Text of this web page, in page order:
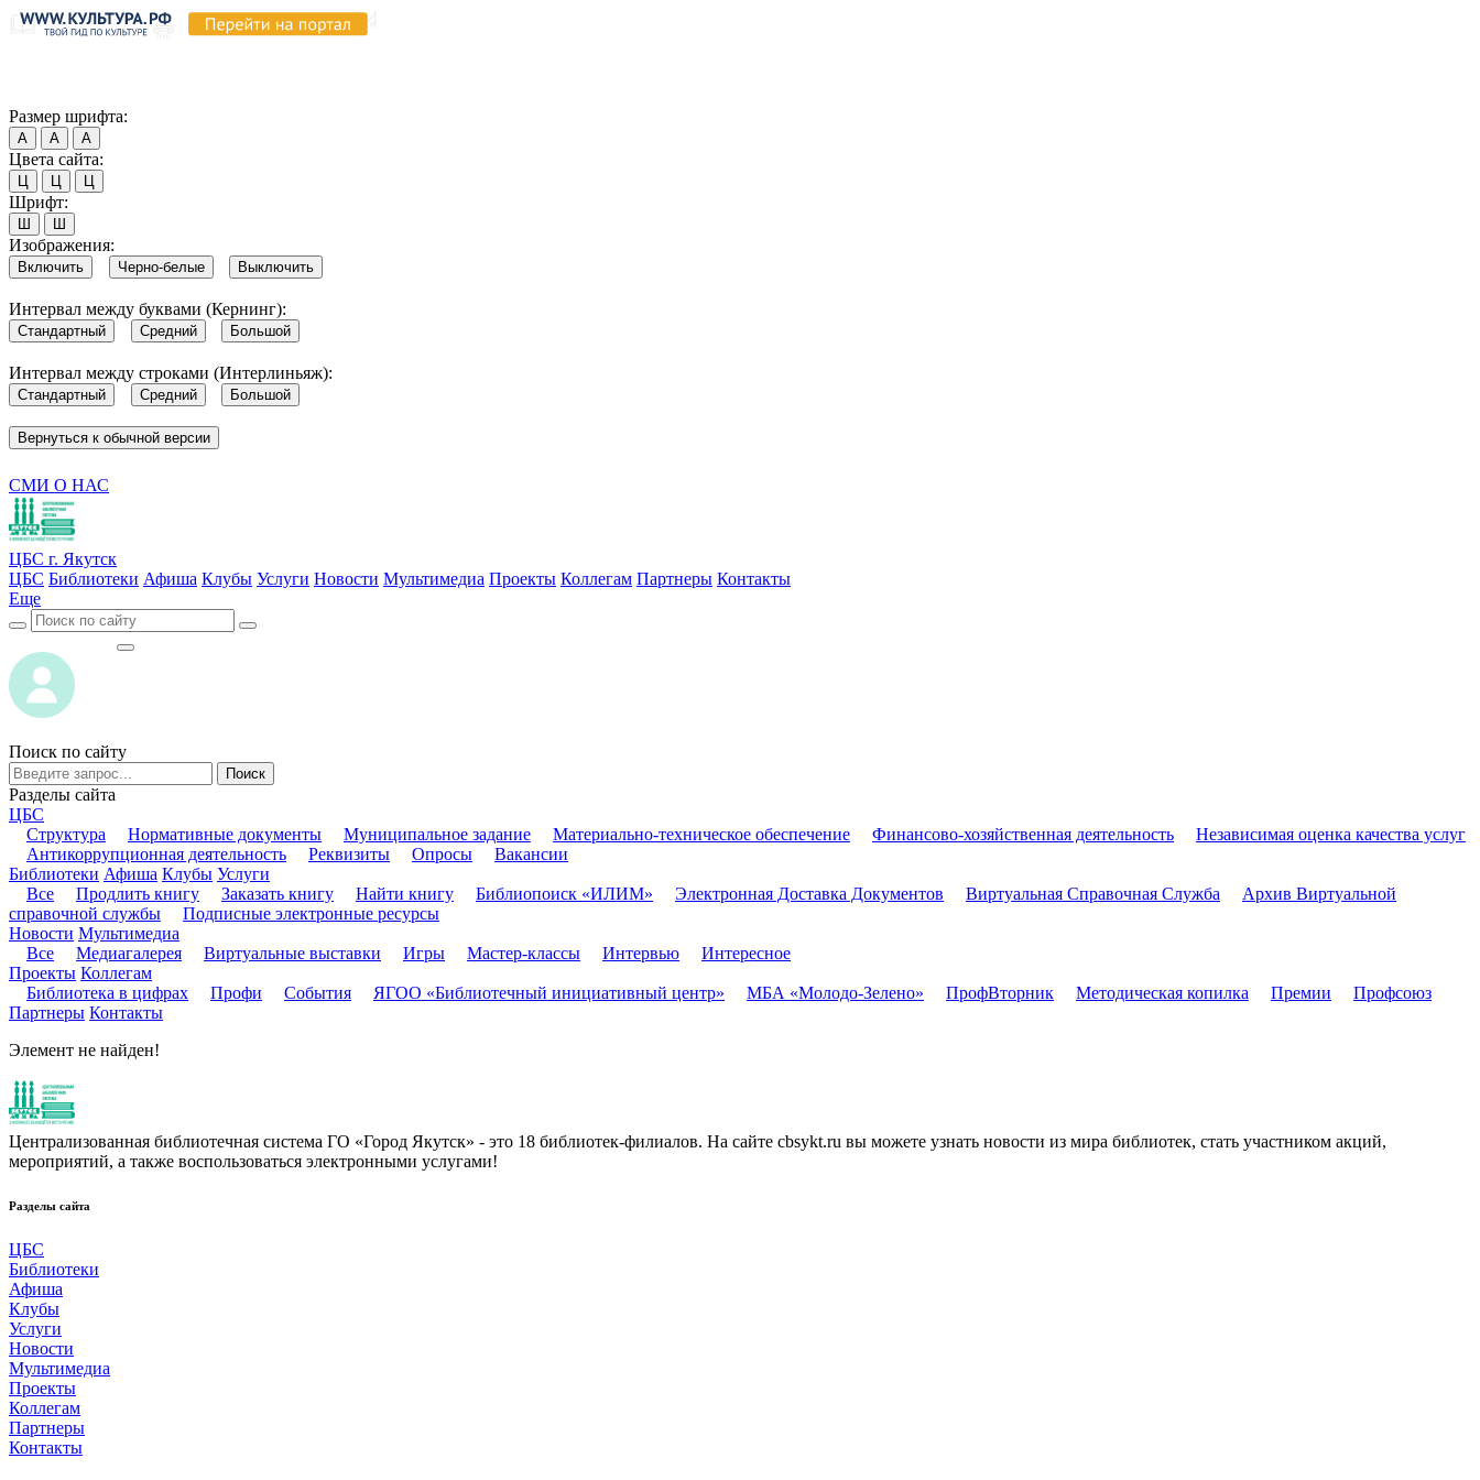
Размер шрифта:
А А А
Цвета сайта:
Ц Ц Ц
Шрифт:
Ш Ш
Изображения:
Включить Черно-белые Выключить
Интервал между буквами (Кернинг):
Стандартный Средний Большой
Интервал между строками (Интерлиньяж):
Стандартный Средний Большой
Вернуться к обычной версии
СМИ О НАС
ЦБС г. Якутск
ЦБС Библиотеки Афиша Клубы Услуги Новости Мультимедиа Проекты Коллегам Партнеры Контакты
Еще
Поиск по сайту
Поиск
Разделы сайта
ЦБС
Структура
Нормативные документы Муниципальное задание Материально-техническое обеспечение Финансово-хозяйственная деятельность
Независимая оценка качества услуг
Антикоррупционная деятельность
Реквизиты Опросы
Вакансии
Библиотеки Афиша Клубы Услуги
Все
Продлить книгу Заказать книгу Найти книгу Библиопоиск «ИЛИМ» Электронная Доставка Документов Виртуальная Справочная Служба
Архив Виртуальной
справочной службы
Подписные электронные ресурсы
Новости Мультимедиа
Все
Медиагалерея Виртуальные выставки Игры Мастер-классы Интервью
Интересное
Проекты Коллегам
Библиотека в цифрах
Профи События ЯГОО «Библиотечный инициативный центр» МБА «Молодо-Зелено» ПрофВторник Методическая копилка Премии
Профсоюз
Партнеры Контакты
Элемент не найден!
Централизованная библиотечная система ГО «Город Якутск» - это 18 библиотек-филиалов. На сайте cbsykt.ru вы можете узнать новости из мира библиотек, стать участником акций,
мероприятий, а также воспользоваться электронными услугами!
Разделы сайта
ЦБС
Библиотеки
Афиша
Клубы
Услуги
Новости
Мультимедиа
Проекты
Коллегам
Партнеры
Контакты